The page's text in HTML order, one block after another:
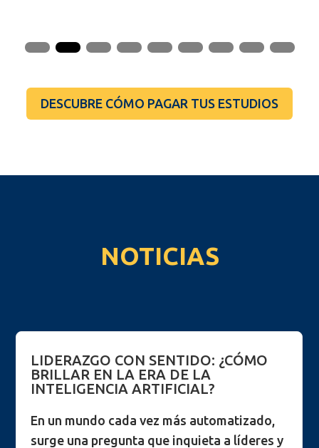
DESCUBRE CÓMO PAGAR TUS ESTUDIOS
NOTICIAS
LIDERAZGO CON SENTIDO: ¿CÓMO
BRILLAR EN LA ERA DE LA
INTELIGENCIA ARTIFICIAL?
En un mundo cada vez más automatizado,
surge una pregunta que inquieta a líderes y